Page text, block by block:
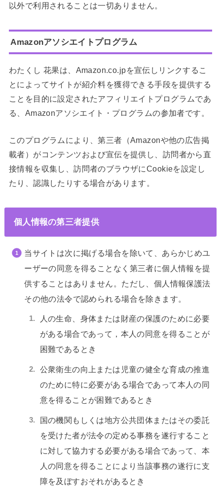
以外で利用されることは一切ありません。
Amazonアソシエイトプログラム
わたくし 花果は、Amazon.co.jpを宣伝しリンクするこ
とによってサイトが紹介料を獲得できる手段を提供する
ことを目的に設定されたアフィリエイトプログラムであ
る、Amazonアソシエイト・プログラムの参加者です。
このプログラムにより、第三者（Amazonや他の広告掲
載者）がコンテンツおよび宣伝を提供し、訪問者から直
接情報を収集し、訪問者のブラウザにCookieを設定し
たり、認識したりする場合があります。
個人情報の第三者提供
当サイトは次に掲げる場合を除いて、あらかじめユ
ーザーの同意を得ることなく第三者に個人情報を提
供することはありません。ただし、個人情報保護法
その他の法令で認められる場合を除きます。
人の生命、身体または財産の保護のために必要
がある場合であって，本人の同意を得ることが
困難であるとき
公衆衛生の向上または児童の健全な育成の推進
のために特に必要がある場合であって本人の同
意を得ることが困難であるとき
国の機関もしくは地方公共団体またはその委託
を受けた者が法令の定める事務を遂行すること
に対して協力する必要がある場合であって、本
人の同意を得ることにより当該事務の遂行に支
障を及ぼすおそれがあるとき